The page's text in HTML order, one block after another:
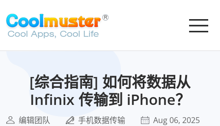
[综合指南] 如何将数据从
Infinix 传输到 iPhone？
编辑团队 手机数据传输 Aug 06, 2025